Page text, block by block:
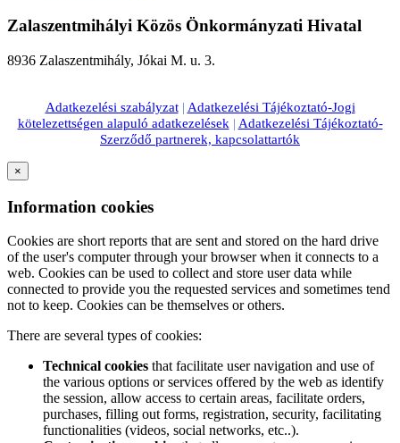
Zalaszentmihályi Közös Önkormányzati Hivatal
8936 Zalaszentmihály, Jókai M. u. 3.
Adatkezelési szabályzat| Adatkezelési Tájékoztató-Jogi
kötelezettségen alapuló adatkezelések | Adatkezelési Tájékoztató-
Szerződő partnerek, kapcsolattartók
×
Information cookies
Cookies are short reports that are sent and stored on the hard drive
of the user's computer through your browser when it connects to a
web. Cookies can be used to collect and store user data while
connected to provide you the requested services and sometimes tend
not to keep. Cookies can be themselves or others.
There are several types of cookies:
Technical cookies that facilitate user navigation and use of
the various options or services offered by the web as identify
the session, allow access to certain areas, facilitate orders,
purchases, filling out forms, registration, security, facilitating
functionalities (videos, social networks, etc..).